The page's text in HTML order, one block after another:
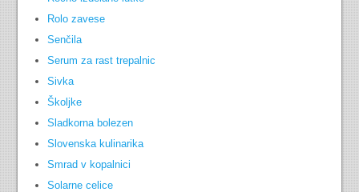
Rolo zavese
Senčila
Serum za rast trepalnic
Sivka
Školjke
Sladkorna bolezen
Slovenska kulinarika
Smrad v kopalnici
Solarne celice